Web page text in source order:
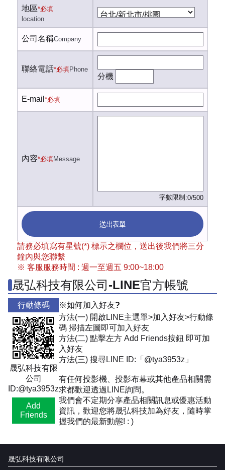
地區*必填
location
公司名稱Company
聯絡電話*必填Phone
分機
E-mail *必填
內容*必填Message
字數限制:0/500
送出表單
請務必填寫有星號(*) 標示之欄位，送出後我們將三分
鐘內與您聯繫
※ 客服服務時間 : 週一至週五 9:00~18:00
晟弘科技有限公司-LINE官方帳號
行動條碼
晟弘科技有限
公司
ID:@tya3953z
Add
Friends
※如何加入好友?
方法(一) 開啟LINE主選單>加入好友>行動條
碼 掃描左圖即可加入好友
方法(二) 點擊左方 Add Friends按鈕 即可加
入好友
方法(三) 搜尋LINE ID:「@tya3953z」
有任何投影機、投影布幕或其他產品相關需
求都歡迎透過LINE詢問。
我們會不定期分享產品相關訊息或優惠活動
資訊，歡迎您將晟弘科技加為好友，隨時掌
握我們的最新動態! : )
晟弘科技有限公司